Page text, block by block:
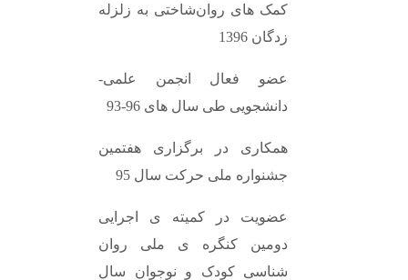
کمک های روان‌شاختی به زلزله
زدگان 1396
عضو فعال انجمن علمی-
دانشجویی طی سال های 96-93
همکاری در برگزاری هفتمین
جشنواره ملی حرکت سال 95
عضویت در کمیته ی اجرایی
دومین کنگره ی ملی روان
شناسی کودک و نوجوان سال